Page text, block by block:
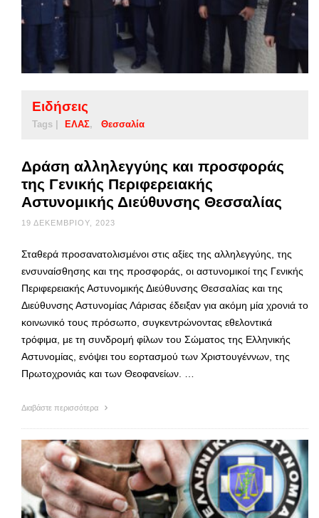
Ειδήσεις
Tags | ΕΛΑΣ Θεσσαλία
Δράση αλληλεγγύης και προσφοράς
της Γενικής Περιφερειακής
Αστυνομικής Διεύθυνσης Θεσσαλίας
19 ΔΕΚΕΜΒΡΊΟΥ, 2023
Σταθερά προσανατολισμένοι στις αξίες της αλληλεγγύης, της
ενσυναίσθησης και της προσφοράς, οι αστυνομικοί της Γενικής
Περιφερειακής Αστυνομικής Διεύθυνσης Θεσσαλίας και της
Διεύθυνσης Αστυνομίας Λάρισας έδειξαν για ακόμη μία χρονιά το
κοινωνικό τους πρόσωπο, συγκεντρώνοντας εθελοντικά
τρόφιμα, με τη συνδρομή φίλων του Σώματος της Ελληνικής
Αστυνομίας, ενόψει του εορτασμού των Χριστουγέννων, της
Πρωτοχρονιάς και των Θεοφανείων. …
Διαβάστε περισσότερα